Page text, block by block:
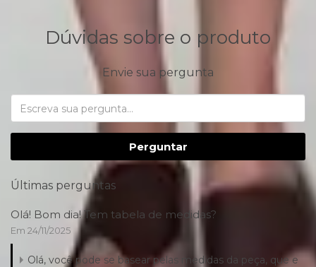
Dúvidas sobre o produto
Envie sua pergunta
Perguntar
Últimas perguntas
Olá! Bom dia! Tem tabela de medidas?
Em 24/11/2025
Olá, você pode se basear pelas medidas da peça, que e